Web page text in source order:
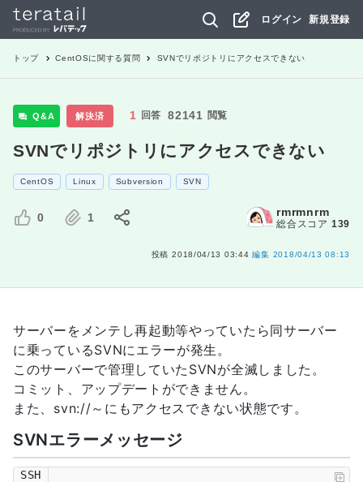
ログイン 新規登録
トップ CentOSに関する質問 SVNでリポジトリにアクセスできない
Q&A 解決済 1 回答 82141 閲覧
SVNでリポジトリにアクセスできない
CentOS Linux Subversion SVN
0 1 rmrmnrm
総合スコア 139
投稿 2018/04/13 03:44 編集 2018/04/13 08:13
サーバーをメンテし再起動等やっていたら同サーバー
に乗っているSVNにエラーが発生。
このサーバーで管理していたSVNが全滅しました。
コミット、アップデートができません。
また、svn://～にもアクセスできない状態です。
SVNエラーメッセージ
SSH